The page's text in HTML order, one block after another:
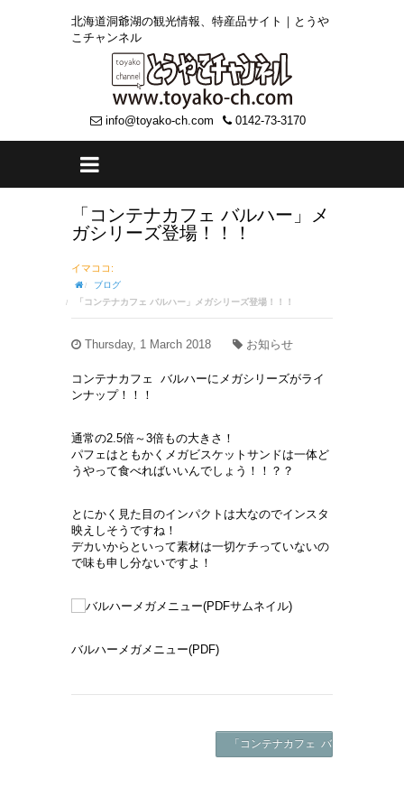
北海道洞爺湖の観光情報、特産品サイト｜とうや
こチャンネル
info@toyako-ch.com 0142-73-3170
「コンテナカフェ バルハー」メ
ガシリーズ登場！！！
イマココ:
ブログ
「コンテナカフェ バルハー」メガシリーズ登場！！！
Thursday, 1 March 2018 お知らせ
コンテナカフェ バルハーにメガシリーズがライ
ンナップ！！！
通常の2.5倍～3倍もの大きさ！
パフェはともかくメガビスケットサンドは一体ど
うやって食べればいいんでしょう！！？？
とにかく見た目のインパクトは大なのでインスタ
映えしそうですね！
デカいからといって素材は一切ケチっていないの
で味も申し分ないですよ！
バルハーメガメニュー(PDF)
「コンテナカフェ バルハー」メ